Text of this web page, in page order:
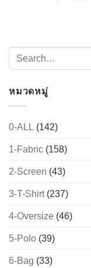
หมวดหมู่
0-ALL (142)
1-Fabric (158)
2-Screen (43)
3-T-Shirt(237)
4-Oversize (46)
5-Polo (39)
6-Bag (33)